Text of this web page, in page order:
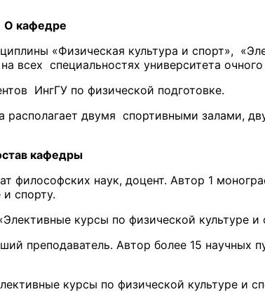
О кафедре
«Физическая культура и спорт»,
всех специальностях университета очного
ИнгГУ по физической подготовке.
располагает двумя спортивными залами,
кафедры
философских наук, доцент. Автор 1
спорту.
курсы по физической культуре
преподаватель. Автор более 15 научных
курсы по физической культуре и